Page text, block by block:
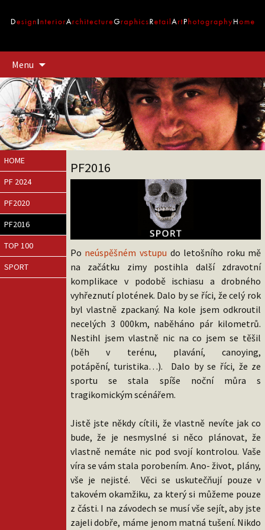
Menu
obsahu
webu
HOME
PF 2024
PF2020
PF2016
TOP 100
SPORT
PF2016
Po neúspěšném vstupu do letošního roku mě
na začátku zimy postihla další zdravotní
komplikace v podobě ischiasu a drobného
vyhřeznutí plotének. Dalo by se říci, že celý rok
byl vlastně zpackaný. Na kole jsem odkroutil
necelých 3 000km, naběháno pár kilometrů.
Nestihl jsem vlastně nic na co jsem se těšil
(běh v terénu, plavání, canoying,
potápění, turistika…). Dalo by se říci, že ze
sportu se stala spíše noční můra s
tragikomickým scénářem.
Jistě jste někdy cítili, že vlastně nevíte jak co
bude, že je nesmyslné si něco plánovat, že
vlastně nemáte nic pod svojí kontrolou. Vaše
víra se vám stala porobením. Ano- život, plány,
vše je nejisté. Věci se uskutečňují pouze v
takovém okamžiku, za který si můžeme pouze
z části. I na závodech se musí vše sejít, aby jste
zajeli dobře, máme jenom matná tušení. Nikdo